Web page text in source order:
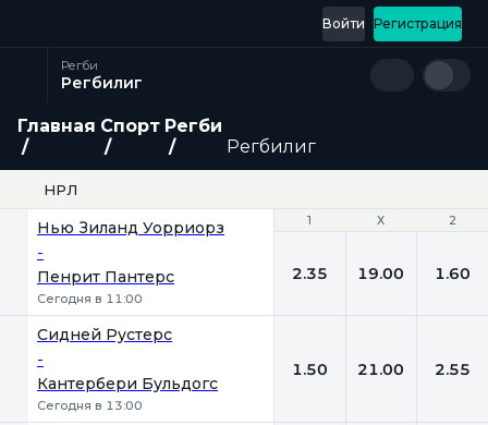
Регистрация
Войти
Регби
Регбилиг
Главная Спорт Регби
Регбилиг
НРЛ
1 Х 2
Нью Зиланд Уорриорз
-
Пенрит Пантерс
Сегодня в 11:00
1 Х 2
2.35 19.00 1.60
Сидней Рустерс
-
Кантербери Бульдогс
Сегодня в 13:00
1.50 21.00 2.55